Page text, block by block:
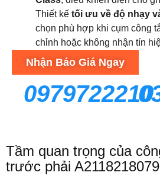
Thiết kế tối ưu về độ nhạy
chọn phù hợp khi cụm công
chỉnh hoặc không nhận tín
Nhận Báo Giá Ngay
0979722210
Tầm quan trọng của
trước phải